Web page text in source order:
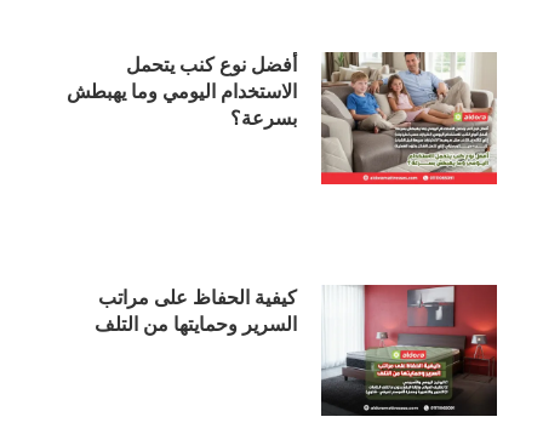
أفضل نوع كنب يتحمل
الاستخدام اليومي وما يهبطش
بسرعة؟
كيفية الحفاظ على مراتب
السرير وحمايتها من التلف